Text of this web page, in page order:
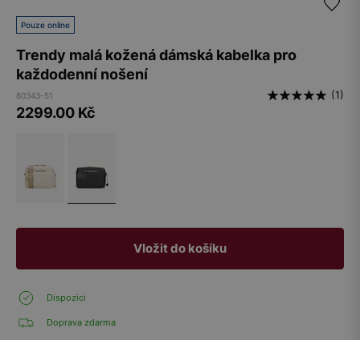
Pouze online
Trendy malá kožená dámská kabelka pro
každodenní nošení
80343-51 (1)
2299.00 Kč
Vložit do košíku
Dispozici
Doprava zdarma